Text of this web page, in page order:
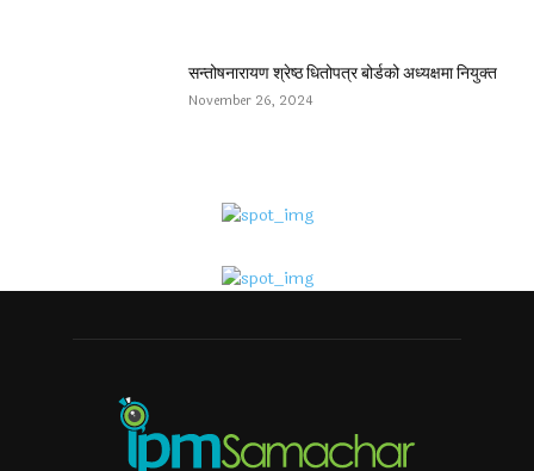
सन्तोषनारायण श्रेष्ठ धितोपत्र बोर्डको अध्यक्षमा नियुक्त
November 26, 2024